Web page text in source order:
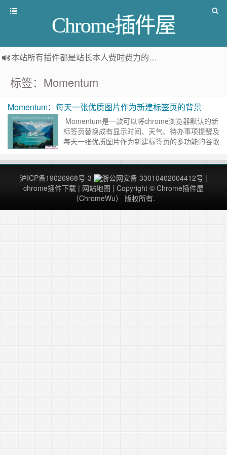
Chrome插件屋
本站所有插件都是站长本人费时费力的人工筛选推荐
标签：Momentum
Momentum：每天一张优质图片作为新建标签页的背景
Momentum是一款可以将chrome浏览器默认的新
标签页替换成有显示时间、天气、待办事项提醒及
每天一张优质图片作为新建标签页的多功能的谷歌
浏……继续阅读 »
沪ICP备19026968号-3
浙公网安备 33010402004412号 |
chrome插件下载 | 网站地图 | Copyright © Chrome插件屋
（ChromeWu） 版权所有.